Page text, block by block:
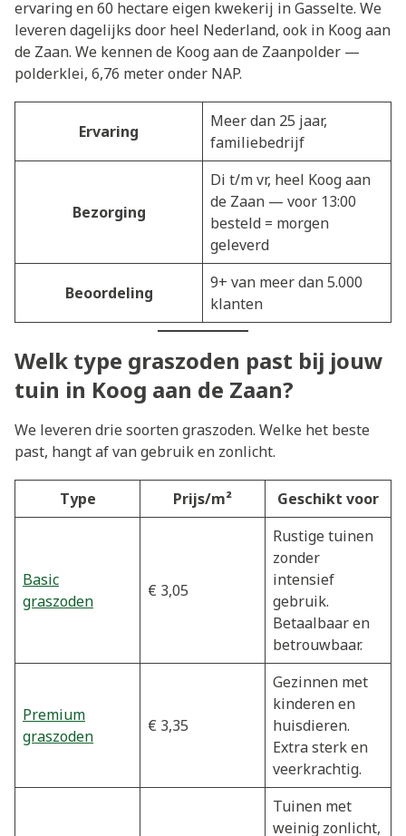
ervaring en 60 hectare eigen kwekerij in Gasselte. We
leveren dagelijks door heel Nederland, ook in Koog aan
de Zaan. We kennen de Koog aan de Zaanpolder —
polderklei, 6,76 meter onder NAP.
Ervaring
Meer dan 25 jaar,
familiebedrijf
Bezorging
Di t/m vr, heel Koog aan
de Zaan — voor 13:00
besteld = morgen
geleverd
Beoordeling
9+ van meer dan 5.000
klanten
Welk type graszoden past bij jouw
tuin in Koog aan de Zaan?
We leveren drie soorten graszoden. Welke het beste
past, hangt af van gebruik en zonlicht.
Type Prijs/m² Geschikt voor
Basic
graszoden
€ 3,05
Rustige tuinen
zonder
intensief
gebruik.
Betaalbaar en
betrouwbaar.
Premium
graszoden
€ 3,35
Gezinnen met
kinderen en
huisdieren.
Extra sterk en
veerkrachtig.
Tuinen met
weinig zonlicht,